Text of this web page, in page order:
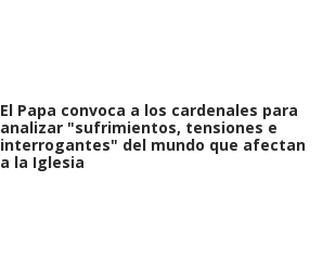
El Papa convoca a los cardenales para
analizar "sufrimientos, tensiones e
interrogantes" del mundo que afectan
a la Iglesia